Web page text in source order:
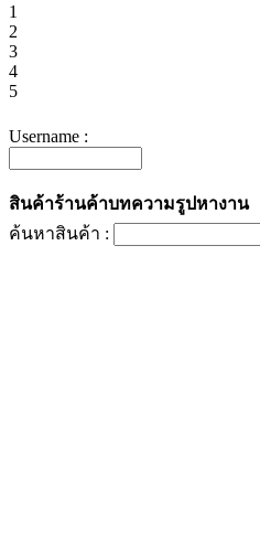
1
2
3
4
5
Username :
สินค้าร้านค้าบทความรูปหางาน
ค้นหาสินค้า :